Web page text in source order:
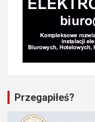
Przegapiłeś?